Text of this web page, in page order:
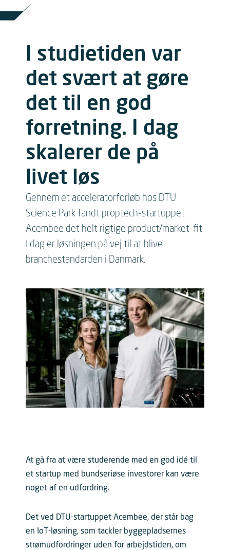
I studietiden var
det svært at gøre
det til en god
forretning. I dag
skalerer de på
livet løs
Gennem et acceleratorforløb hos DTU
Science Park fandt proptech-startuppet
Acembee det helt rigtige product/market-fit.
I dag er løsningen på vej til at blive
branchestandarden i Danmark.
At gå fra at være studerende med en god idé til
et startup med bundseriøse investorer kan være
noget af en udfordring.
Det ved DTU-startuppet Acembee, der står bag
en IoT-løsning, som tackler byggepladsernes
strømudfordringer uden for arbejdstiden, om